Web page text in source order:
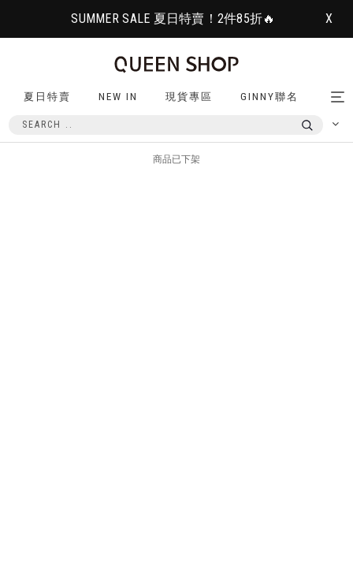
SUMMER SALE 夏日特賣！2件85折🔥 X
夏日特賣 NEW IN 現貨專區 GINNY聯名
商品已下架